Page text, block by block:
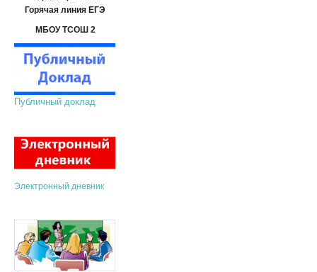
Горячая линия ЕГЭ
МБОУ ТСОШ 2
Публичный доклад
Электронный дневник